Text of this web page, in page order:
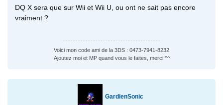
DQ X sera que sur Wii et Wii U, ou ont ne sait pas encore
vraiment ?
Voici mon code ami de la 3DS : 0473-7941-8232
Ajoutez moi et MP quand vous le faites, merci ^^
GardienSonic